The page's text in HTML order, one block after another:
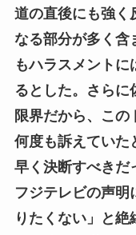
道の直後にも強く
なる部分が多く含
もハラスメント
るとした。さらに
限界だから、この
何度も訴えていた
早く決断すべきだ
フジテレビの声明
りたくない」と